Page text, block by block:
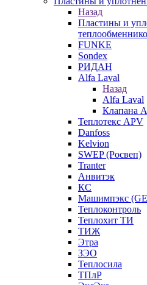
Назад
Пластины и
FUNKE
Sondex
РИДАН
Alfa Laval
Назад
Alfa Laval
Клапана
Теплотекс APV
Danfoss
Kelvion
SWEP (Росвеп)
Tranter
Анвитэк
КС
Машимпэкс
Теплоконтроль
Теплохит ТИ
ТИЖ
Этра
ЗЭО
Теплосила
ТПлР